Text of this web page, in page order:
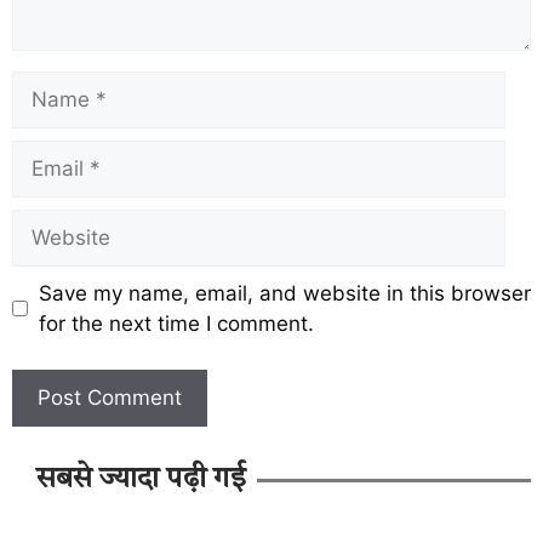
Save my name, email, and website in this browser
for the next time I comment.
सबसे ज्यादा पढ़ी गई